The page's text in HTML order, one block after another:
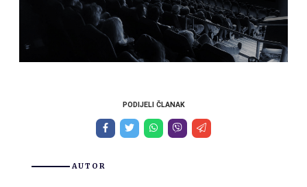
PODIJELI ČLANAK
AUTOR